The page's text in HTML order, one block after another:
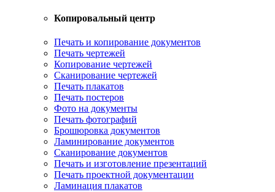
Копировальный центр
Печать и копирование документов
Печать чертежей
Копирование чертежей
Сканирование чертежей
Печать плакатов
Печать постеров
Фото на документы
Печать фотографий
Брошюровка документов
Ламинирование документов
Сканирование документов
Печать и изготовление презентаций
Печать проектной документации
Ламинация плакатов